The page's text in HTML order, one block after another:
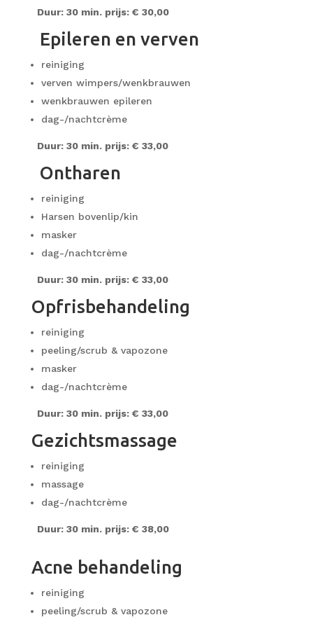
Duur: 30 min. prijs: € 30,00
Epileren en verven
reiniging
verven wimpers/wenkbrauwen
wenkbrauwen epileren
dag-/nachtcrème
Duur: 30 min. prijs: € 33,00
Ontharen
reiniging
Harsen bovenlip/kin
masker
dag-/nachtcrème
Duur: 30 min. prijs: € 33,00
Opfrisbehandeling
reiniging
peeling/scrub & vapozone
masker
dag-/nachtcrème
Duur: 30 min. prijs: € 33,00
Gezichtsmassage
reiniging
massage
dag-/nachtcrème
Duur: 30 min. prijs: € 38,00
Acne behandeling
reiniging
peeling/scrub & vapozone